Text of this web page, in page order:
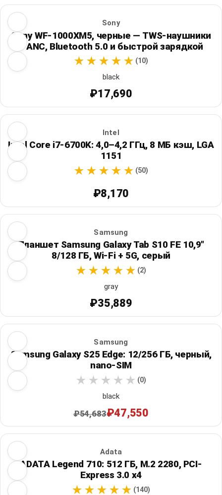
Sony
Sony WF-1000XM5, черные — TWS-наушники
с ANC, Bluetooth 5.0 и быстрой зарядкой
(10)
black
₽17,690
Intel
Intel Core i7-6700K: 4,0–4,2 ГГц, 8 МБ кэш, LGA
1151
(50)
₽8,170
Samsung
Планшет Samsung Galaxy Tab S10 FE 10,9"
8/128 ГБ, Wi‑Fi + 5G, серый
(2)
gray
₽35,889
Samsung
Samsung Galaxy S25 Edge: 12/256 ГБ, черный,
nano-SIM
(0)
black
₽54,683₽47,550
Adata
ADATA Legend 710: 512 ГБ, M.2 2280, PCI-
Express 3.0 x4
(140)